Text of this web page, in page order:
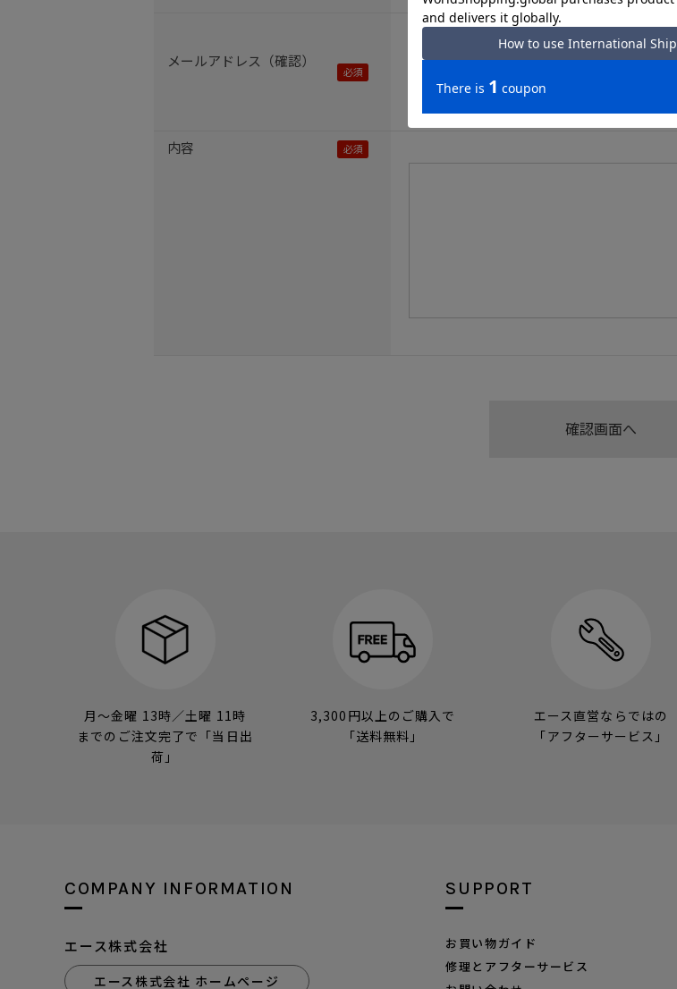
メールアドレス（確認）
（メールアドレス確認のため再度入力をお願いします)
内容
月～金曜 13時／土曜 11時
までのご注文完了で「当日出
荷」
3,300円以上のご購入で
「送料無料」
エース直営ならではの
「アフターサービス」
COMPANY INFORMATION
エース株式会社
エース株式会社 ホームページ
SUPPORT
お買い物ガイド
修理とアフターサービス